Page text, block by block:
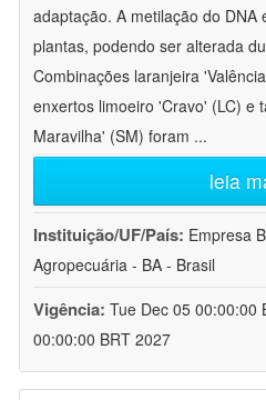
adaptação. A metilação do
plantas, podendo ser alterada
Combinações laranjeira
enxertos limoeiro 'Cravo' (LC) e
Maravilha' (SM) foram ...
leia
Instituição/UF/País: Empresa
Agropecuária - BA - Brasil
Vigência: Tue Dec 05 00:00:00
00:00:00 BRT 2027